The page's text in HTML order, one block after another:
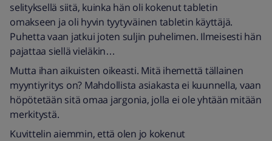
selityksellä siitä, kuinka hän oli kokenut tabletin
omakseen ja oli hyvin tyytyväinen tabletin käyttäjä.
Puhetta vaan jatkui joten suljin puhelimen. Ilmeisesti hän
pajattaa siellä vieläkin…
Mutta ihan aikuisten oikeasti. Mitä ihemettä tällainen
myyntiyritys on? Mahdollista asiakasta ei kuunnella, vaan
höpötetään sitä omaa jargonia, jolla ei ole yhtään mitään
merkitystä.
Kuvittelin aiemmin, että olen jo kokenut